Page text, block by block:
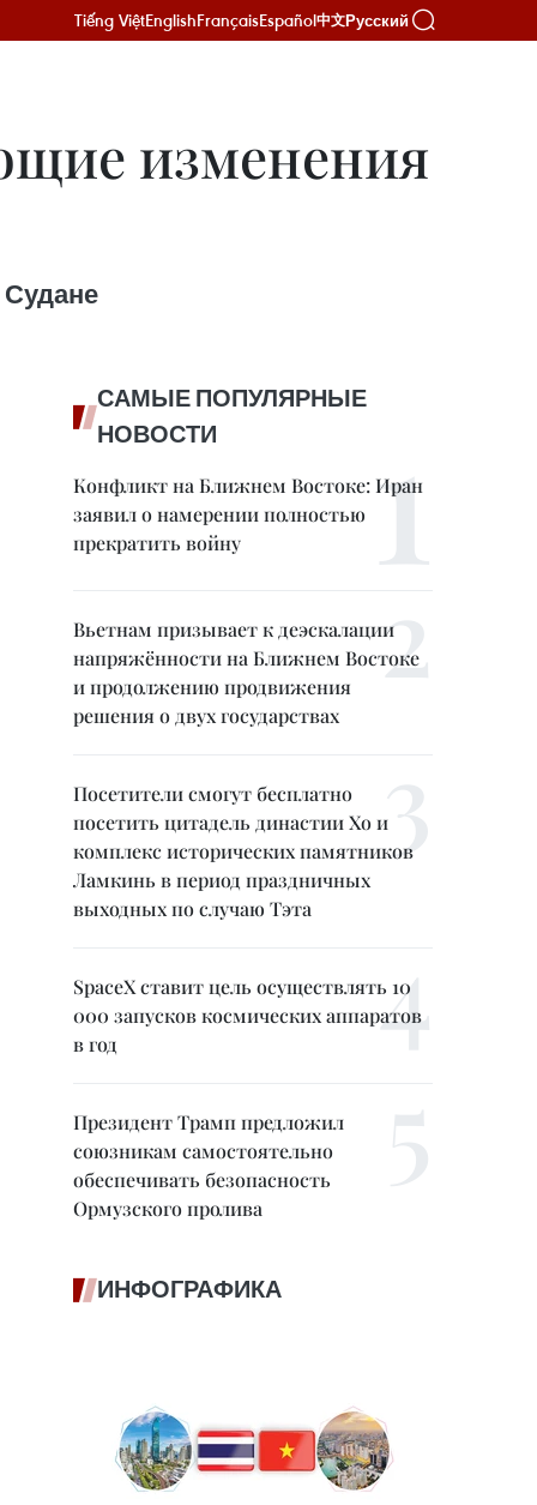
Tiếng ViệtEnglishFrançaisEspañol中文Русский
изменения
САМЫЕ ПОПУЛЯРНЫЕ
НОВОСТИ
Конфликт на Ближнем Востоке: Иран
заявил о намерении полностью
прекратить войну
Вьетнам призывает к деэскалации
напряжённости на Ближнем Востоке
и продолжению продвижения
решения о двух государствах
Посетители смогут бесплатно
посетить цитадель династии Хо и
комплекс исторических памятников
Ламкинь в период праздничных
выходных по случаю Тэта
SpaceX ставит цель осуществлять 10
000 запусков космических аппаратов
в год
Президент Трамп предложил
союзникам самостоятельно
обеспечивать безопасность
Ормузского пролива
ИНФОГРАФИКА